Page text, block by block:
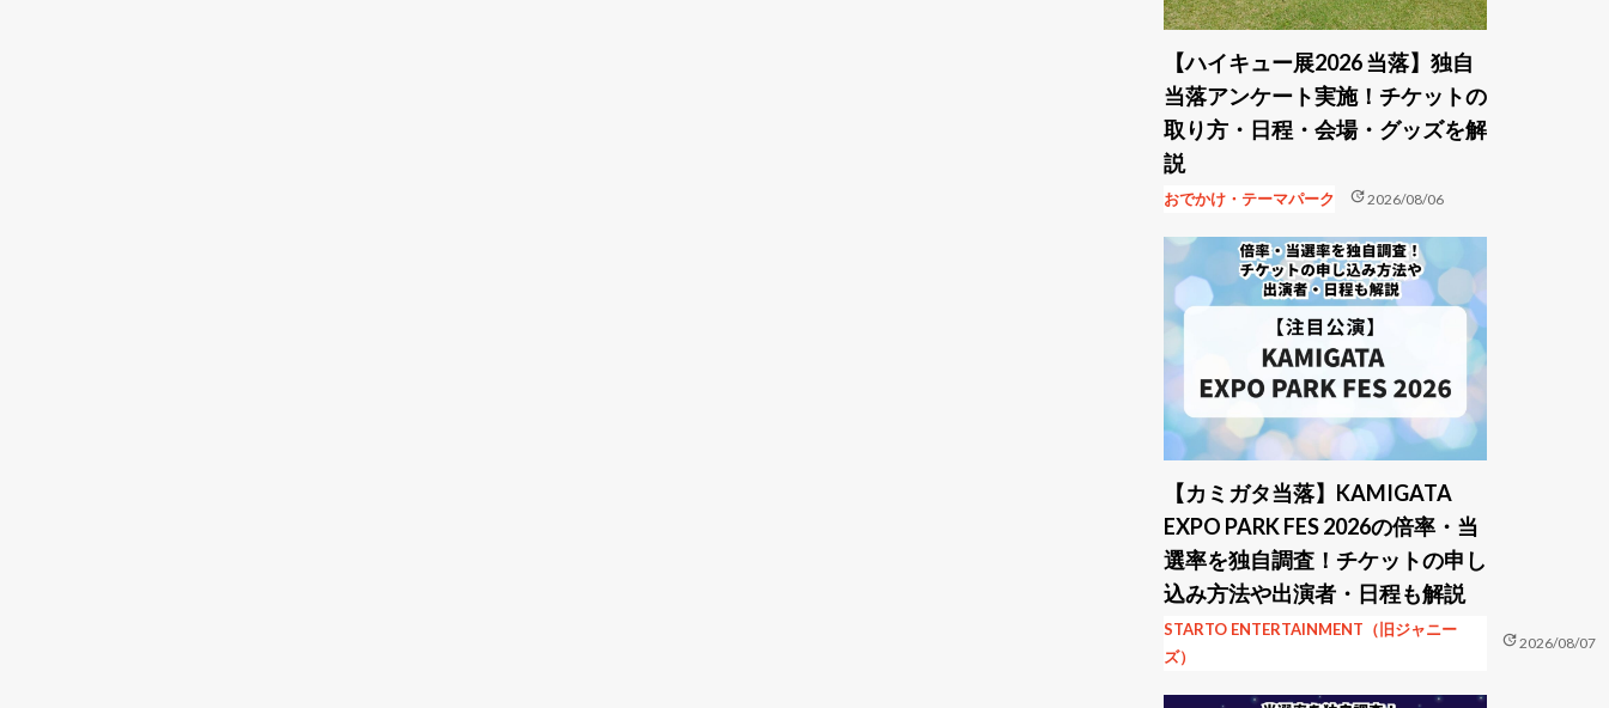
【ハイキュー展2026 当落】独自
当落アンケート実施！チケットの
取り方・日程・会場・グッズを解
説
おでかけ・テーマパーク update2026/08/06
【カミガタ当落】KAMIGATA
EXPO PARK FES 2026の倍率・当
選率を独自調査！チケットの申し
込み方法や出演者・日程も解説
STARTO ENTERTAINMENT（旧ジャニー
ズ）
update2026/08/07